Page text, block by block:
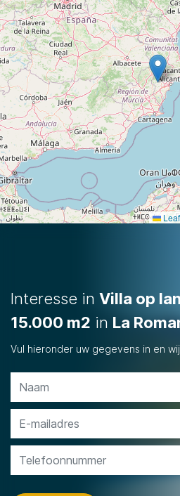
Interesse in Villa op
15.000 m2 in La
Vul hieronder uw gegevens in en